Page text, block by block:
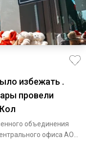
избежать .
провели
объединения
офиса АО